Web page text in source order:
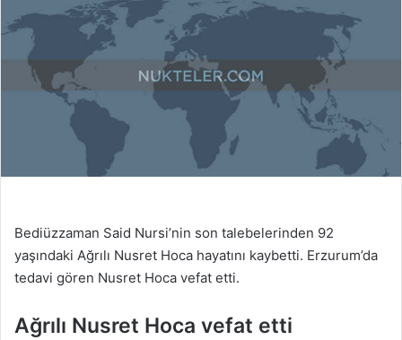
Bediüzzaman Said Nursi’nin son talebelerinden 92
yaşındaki Ağrılı Nusret Hoca hayatını kaybetti. Erzurum’da
tedavi gören Nusret Hoca vefat etti.
Ağrılı Nusret Hoca vefat etti